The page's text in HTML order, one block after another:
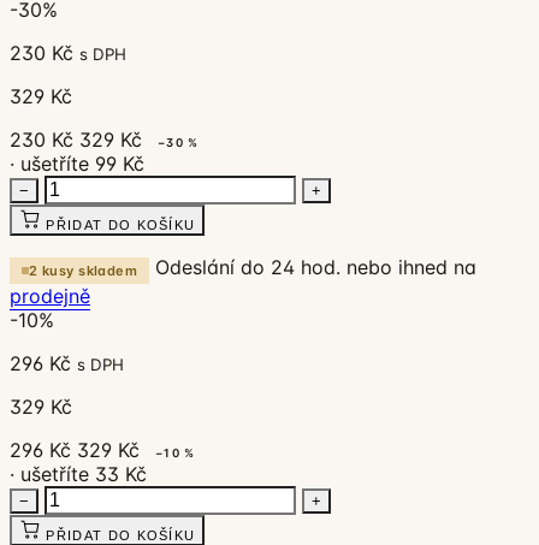
-30%
230 Kč s DPH
329 Kč
230 Kč 329 Kč −30 %
· ušetříte 99 Kč
− +
PŘIDAT DO KOŠÍKU
2 kusy skladem
Odeslání do 24 hod. nebo ihned na
prodejně
-10%
296 Kč s DPH
329 Kč
296 Kč 329 Kč −10 %
· ušetříte 33 Kč
− +
PŘIDAT DO KOŠÍKU